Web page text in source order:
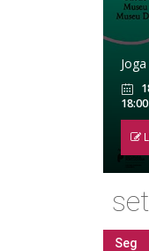
18:00
Seg